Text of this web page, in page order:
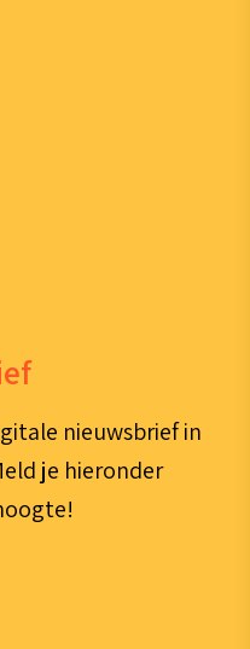
nieuwsbrief in
je hieronder